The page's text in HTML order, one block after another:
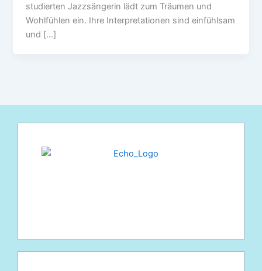
studierten Jazzsängerin lädt zum Träumen und
Wohlfühlen ein. Ihre Interpretationen sind einfühlsam
und […]